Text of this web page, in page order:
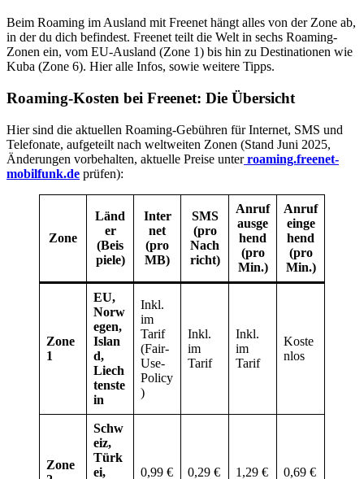
Beim Roaming im Ausland mit Freenet hängt alles von der Zone ab,
in der du dich befindest. Freenet teilt die Welt in sechs Roaming-
Zonen ein, vom EU-Ausland (Zone 1) bis hin zu Destinationen wie
Kuba (Zone 6). Hier alle Infos, sowie weitere Tipps.
Roaming-Kosten bei Freenet: Die Übersicht
Hier sind die aktuellen Roaming-Gebühren für Internet, SMS und
Telefonate, aufgeteilt nach weltweiten Zonen (Stand Juni 2025,
Änderungen vorbehalten, aktuelle Preise unter roaming.freenet-
mobilfunk.de prüfen):
Zone
Länd
er
(Beis
piele)
Inter
net
(pro
MB)
SMS
(pro
Nach
richt)
Anruf
ausge
hend
(pro
Min.)
Anruf
einge
hend
(pro
Min.)
Zone
1
EU,
Norw
egen,
Islan
d,
Liech
tenste
in
Inkl.
im
Tarif
(Fair-
Use-
Policy
)
Inkl.
im
Tarif
Inkl.
im
Tarif
Koste
nlos
Zone
Schw
eiz,
Türk
ei,
0,99 € 0,29 € 1,29 € 0,69 €